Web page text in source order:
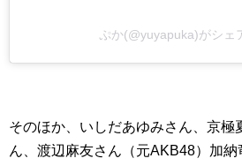
ぷか(@yuyapuka)がシェ
そのほか、いしだあゆみさん、京極
ん、渡辺麻友さん（元AKB48）加